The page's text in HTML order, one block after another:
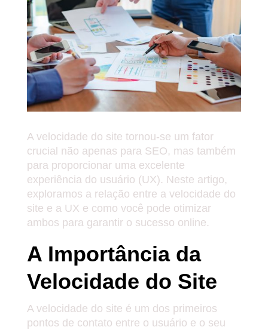
A velocidade do site tornou-se um fator
crucial não apenas para SEO, mas também
para proporcionar uma excelente
experiência do usuário (UX). Neste artigo,
exploramos a relação entre a velocidade do
site e a UX e como você pode otimizar
ambos para garantir o sucesso online.
A Importância da
Velocidade do Site
A velocidade do site é um dos primeiros
pontos de contato entre o usuário e o seu